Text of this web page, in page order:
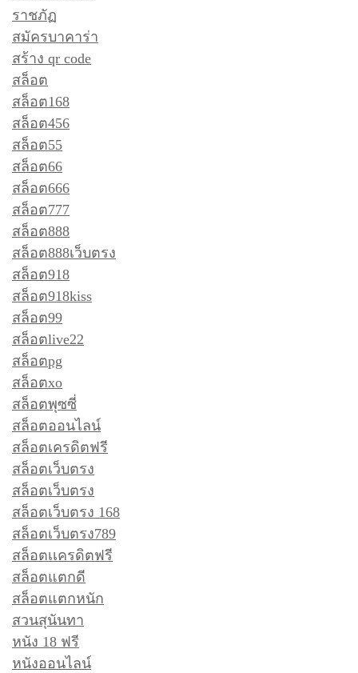
ราชภัฏ
สมัครบาคาร่า
สร้าง qr code
สล็อต
สล็อต168
สล็อต456
สล็อต55
สล็อต66
สล็อต666
สล็อต777
สล็อต888
สล็อต888เว็บตรง
สล็อต918
สล็อต918kiss
สล็อต99
สล็อตlive22
สล็อตpg
สล็อตxo
สล็อตพุซซี่
สล็อตออนไลน์
สล็อตเครดิตฟรี
สล็อตเว็บตรง
สล็อตเว็บตรง
สล็อตเว็บตรง 168
สล็อตเว็บตรง789
สล็อตเเครดิตฟรี
สล็อตแตกดี
สล็อตแตกหนัก
สวนสุนันทา
หนัง 18 ฟรี
หนังออนไลน์